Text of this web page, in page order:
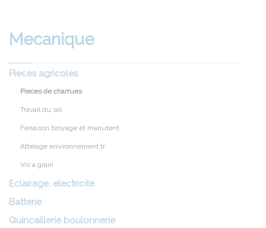
Mecanique
Pieces agricoles
Pieces de charrues
Travail du sol
Fenaison broyage et manutent
Attelage environnement tr
Vis a grain
Eclairage, electricite
Batterie
Quincaillerie boulonnerie